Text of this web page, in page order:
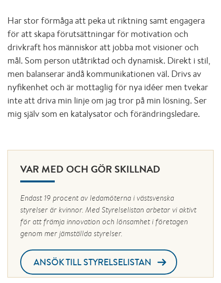
Har stor förmåga att peka ut riktning samt engagera
för att skapa förutsättningar för motivation och
drivkraft hos människor att jobba mot visioner och
mål. Som person utåtriktad och dynamisk. Direkt i stil,
men balanserar ändå kommunikationen väl. Drivs av
nyfikenhet och är mottaglig för nya idéer men tvekar
inte att driva min linje om jag tror på min lösning. Ser
mig själv som en katalysator och förändringsledare.
VAR MED OCH GÖR SKILLNAD
Endast 19 procent av ledamöterna i västsvenska
styrelser är kvinnor. Med Styrelselistan arbetar vi aktivt
för att främja innovation och lönsamhet i företagen
genom mer jämställda styrelser.
ANSÖK TILL STYRELSELISTAN